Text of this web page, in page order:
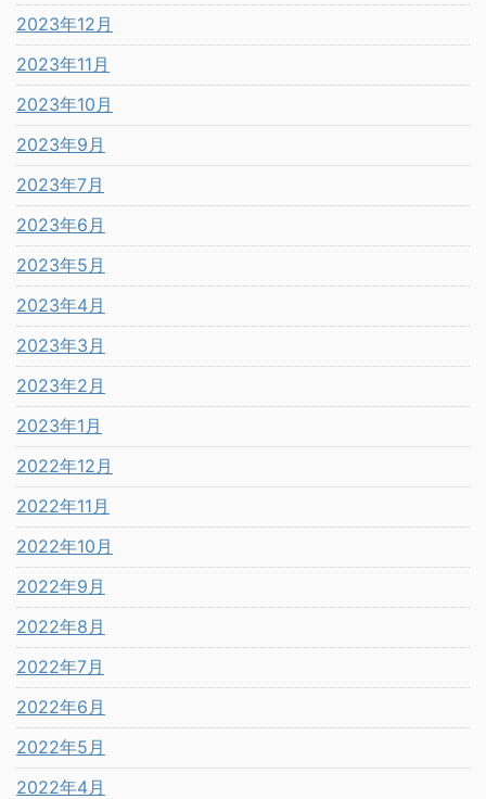
2023年12月
2023年11月
2023年10月
2023年9月
2023年7月
2023年6月
2023年5月
2023年4月
2023年3月
2023年2月
2023年1月
2022年12月
2022年11月
2022年10月
2022年9月
2022年8月
2022年7月
2022年6月
2022年5月
2022年4月